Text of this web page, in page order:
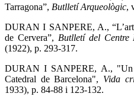
Tarragona”, Butlletí Arqueològic,
DURAN I SANPERE, A., “L’art
de Cervera”, Butlletí del Centre
(1922), p. 293-317.
DURAN I SANPERE, A., "Un
Catedral de Barcelona", Vida
1933), p. 84-88 i 123-132.